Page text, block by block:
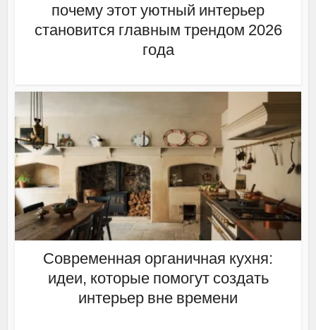
почему этот уютный интерьер
становится главным трендом 2026
года
Современная органичная кухня:
идеи, которые помогут создать
интерьер вне времени